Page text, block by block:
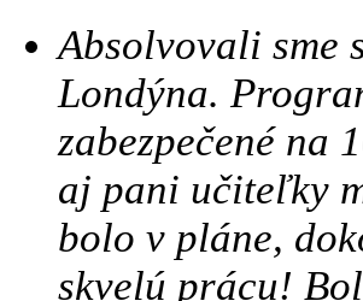
Absolvovali sme
Londýna.
zabezpečené na
aj pani učiteľky
bolo v pláne,
skvelú prácu!